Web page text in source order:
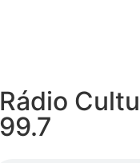
Rádio
99.7